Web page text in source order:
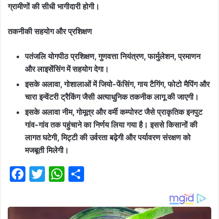
ग्रामीणों की सीधी भागीदारी होगी।
तकनीकी सहयोग और प्रशिक्षण
पतंजलि योगपीठ प्रशिक्षण, गुणवत्ता नियंत्रण, फार्मुलेशन, प्रमाणन
और लाइसेंसिंग में सहयोग देगा।
इसके अलावा, गोशालाओं में जियो-फेंसिंग, गाय टैगिंग, फोटो मैपिंग और
चारा इन्वेंटरी ट्रैकिंग जैसी अत्याधुनिक तकनीक लागू की जाएगी।
इसके अलावा नीम, गोमूत्र और वर्मी कम्पोस्ट जैसे प्राकृतिक इनपुट
गांव-गांव तक पहुंचाने का निर्णय लिया गया है। इससे किसानों की
लागत घटेगी, मिट्टी की उर्वरता बढ़ेगी और पर्यावरण संरक्षण को
मजबूती मिलेगी।
F
c
T
it
W
at ar